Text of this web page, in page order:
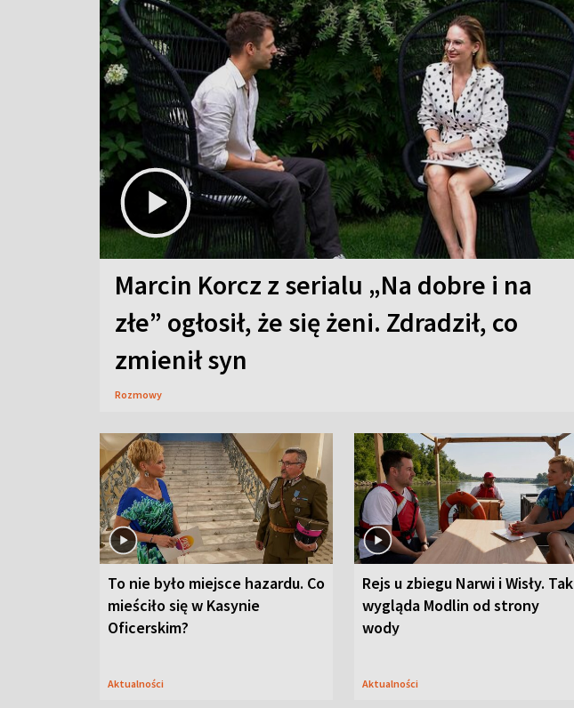
Marcin Korcz z serialu „Na dobre i na
złe” ogłosił, że się żeni. Zdradził, co
zmienił syn
Rozmowy
To nie było miejsce hazardu. Co
mieściło się w Kasynie
Oficerskim?
Aktualności
Rejs u zbiegu Narwi i Wisły. Tak
wygląda Modlin od strony
wody
Aktualności